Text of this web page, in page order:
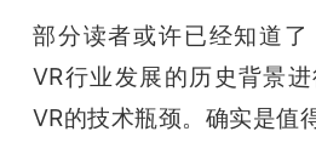
活
动
部分读者或许已经知道
VR行业发展的历史背景
VR的技术瓶颈。确实是值